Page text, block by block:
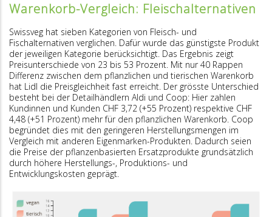
Warenkorb-Vergleich: Fleischalternativen
Swissveg hat sieben Kategorien von Fleisch- und
Fischalternativen verglichen. Dafür wurde das günstigste Produkt
der jeweiligen Kategorie berücksichtigt. Das Ergebnis zeigt
Preisunterschiede von 23 bis 53 Prozent. Mit nur 40 Rappen
Differenz zwischen dem pflanzlichen und tierischen Warenkorb
hat Lidl die Preisgleichheit fast erreicht. Der grösste Unterschied
besteht bei der Detailhändlern Aldi und Coop: Hier zahlen
Kundinnen und Kunden CHF 3,72 (+55 Prozent) respektive CHF
4,48 (+51 Prozent) mehr für den pflanzlichen Warenkorb. Coop
begründet dies mit den geringeren Herstellungsmengen im
Vergleich mit anderen Eigenmarken-Produkten. Dadurch seien
die Preise der pflanzenbasierten Ersatzprodukte grundsätzlich
durch höhere Herstellungs-, Produktions- und
Entwicklungskosten geprägt.